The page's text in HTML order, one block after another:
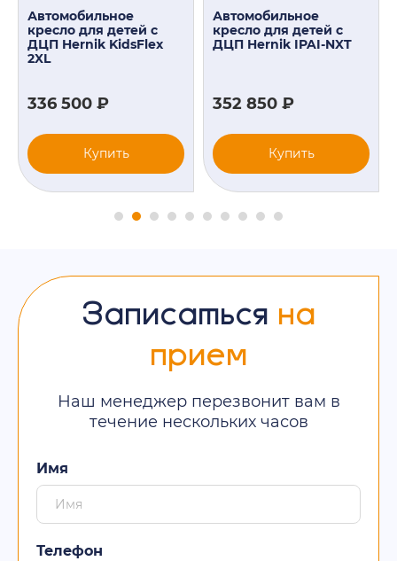
Автомобильное
кресло для детей с
ДЦП Hernik KidsFlex
2XL
336 500 ₽
Купить
Автомобильное
кресло для детей с
ДЦП Hernik IPAI-NXT
352 850 ₽
Купить
Записаться на
прием
Наш менеджер перезвонит вам в
течение нескольких часов
Имя
Телефон